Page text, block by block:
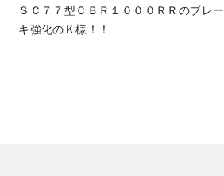
ＳＣ７７型ＣＢＲ１０００ＲＲのブレー
キ強化のＫ様！！